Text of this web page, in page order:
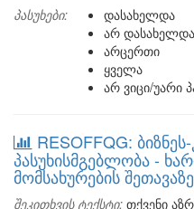
პასუხები:
დასახელდა
არ დასახელდა
არცერთი
ყველა
არ ვიცი/უარი
RESOFFQG:
პასუხისმგებლობა -
მომსახურების
შეკითხვის ტექსტი: თქვენი